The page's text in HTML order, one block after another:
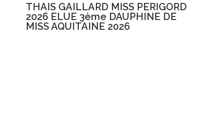
THAIS GAILLARD MISS PERIGORD
2026 ELUE 3ème DAUPHINE DE
MISS AQUITAINE 2026